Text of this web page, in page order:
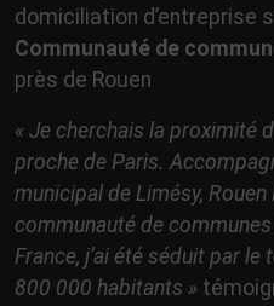
domiciliation d’entreprise
Communauté de
près de Rouen
« Je cherchais la proximité
proche de Paris.
municipal de Limésy,
communauté de
France, j’ai été séduit par
800 000 habitants »